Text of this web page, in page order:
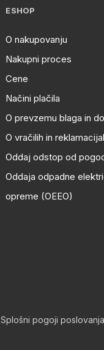
ESHOP
O nakupovanju
Nakupni proces
Cene
Načini plačila
O prevzemu blaga in
O vračilih in
Oddaj odstop od
Oddaja odpadne
opreme (OEEO)
Splošni pogoji poslovanja